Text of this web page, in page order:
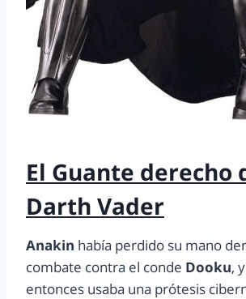
El Guante derecho
Darth Vader
Anakin había perdido su mano
combate contra el conde Dooku,
entonces usaba una prótesis